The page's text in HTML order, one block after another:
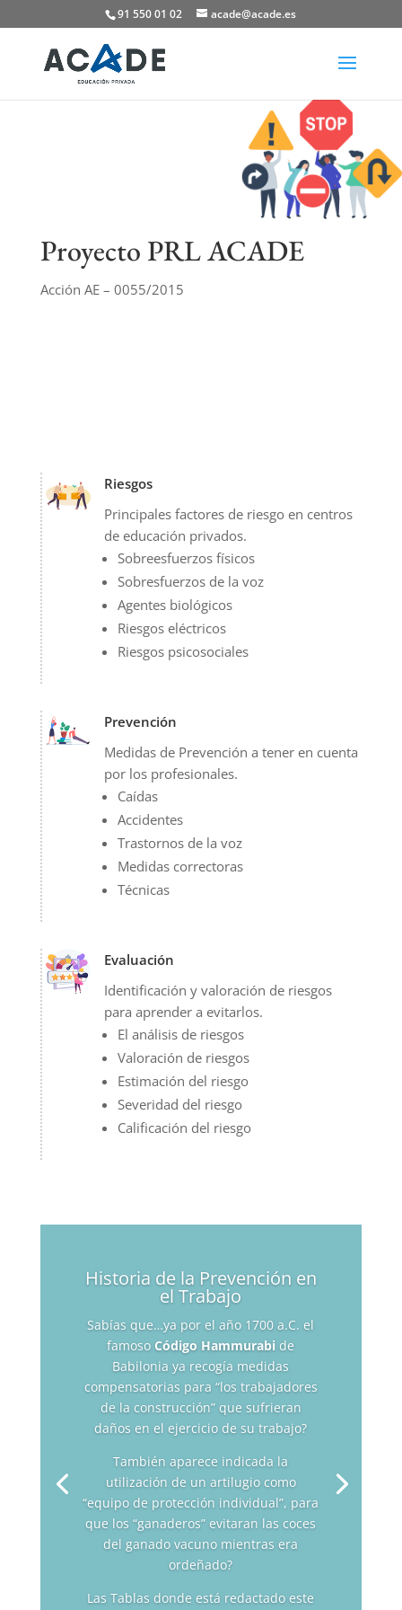
91 550 01 02 acade@acade.es
Proyecto PRL ACADE
Acción AE – 0055/2015
Riesgos
Principales factores de riesgo en centros
de educación privados.
Sobreesfuerzos físicos
Sobresfuerzos de la voz
Agentes biológicos
Riesgos eléctricos
Riesgos psicosociales
Prevención
Medidas de Prevención a tener en cuenta
por los profesionales.
Caídas
Accidentes
Trastornos de la voz
Medidas correctoras
Técnicas
Evaluación
Identificación y valoración de riesgos
para aprender a evitarlos.
El análisis de riesgos
Valoración de riesgos
Estimación del riesgo
Severidad del riesgo
Calificación del riesgo
Historia de la Prevención en
el Trabajo
Sabías que…ya por el año 1700 a.C. el
famoso Código Hammurabi de
Babilonia ya recogía medidas
compensatorias para “los trabajadores
de la construcción” que sufrieran
daños en el ejercicio de su trabajo?
También aparece indicada la
utilización de un artilugio como
“equipo de protección individual”, para
que los “ganaderos” evitaran las coces
del ganado vacuno mientras era
ordeñado?
Las Tablas donde está redactado este